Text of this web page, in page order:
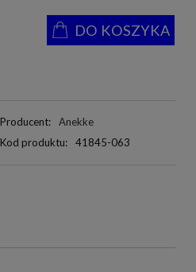
DO KOSZYKA
Producent:
Anekke
Kod produktu:
41845-063